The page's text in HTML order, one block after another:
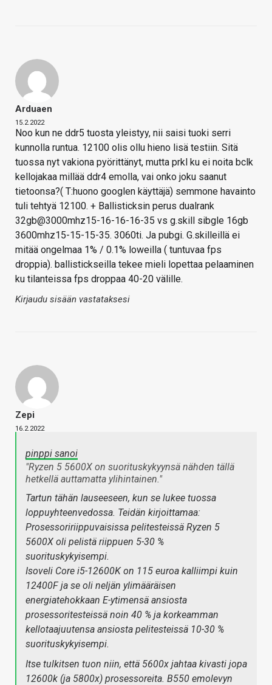
Arduaen
15.2.2022
Noo kun ne ddr5 tuosta yleistyy, nii saisi tuoki serri
kunnolla runtua. 12100 olis ollu hieno lisä testiin. Sitä
tuossa nyt vakiona pyörittänyt, mutta prkl ku ei noita bclk
kellojakaa millää ddr4 emolla, vai onko joku saanut
tietoonsa?( T:huono googlen käyttäjä) semmone havainto
tuli tehtyä 12100. + Ballisticksin perus dualrank
32gb@3000mhz15-16-16-16-35 vs g.skill sibgle 16gb
3600mhz15-15-15-35. 3060ti. Ja pubgi. G.skilleillä ei
mitää ongelmaa 1% / 0.1% loweilla ( tuntuvaa fps
droppia). ballistickseilla tekee mieli lopettaa pelaaminen
ku tilanteissa fps droppaa 40-20 välille.
Kirjaudu sisään vastataksesi
Zepi
16.2.2022
pinppi sanoi
"Ryzen 5 5600X on suorituskykyynsä nähden tällä
hetkellä auttamatta ylihintainen."
Tartun tähän lauseeseen, kun se lukee tuossa
loppuyhteenvedossa. Teidän kirjoittamaa:
Prosessoririippuvaisissa pelitesteissä Ryzen 5
5600X oli pelistä riippuen 5-30 %
suorituskykyisempi.
Isoveli Core i5-12600K on 115 euroa kalliimpi kuin
12400F ja se oli neljän ylimääräisen
energiatehokkaan E-ytimensä ansiosta
prosessoritesteissä noin 40 % ja korkeamman
kellotaajuutensa ansiosta pelitesteissä 10-30 %
suorituskykyisempi.
Itse tulkitsen tuon niin, että 5600x jahtaa kivasti jopa
12600k (ja 5800x) prosessoreita. B550 emolevyn